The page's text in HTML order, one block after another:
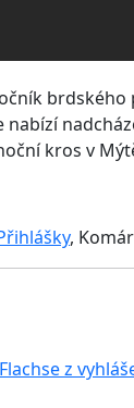
brdského
nabízí
kros v
,
z